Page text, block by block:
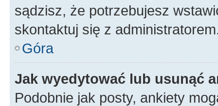
sądzisz, że potrzebujesz
skontaktuj się z
Góra
Jak wyedytować lub usunąć
Podobnie jak posty, ankiety